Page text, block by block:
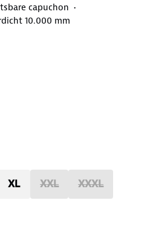
capuchon
10.000 mm
XL XXL XXXL